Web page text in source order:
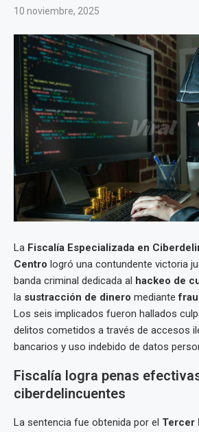
10 noviembre, 2025
La Fiscalía Especializada en
Centro logró una contundente victoria
banda criminal dedicada al hackeo de
la sustracción de dinero mediante
Los seis implicados fueron hallados
delitos cometidos a través de accesos
bancarios y uso indebido de datos
Fiscalía logra penas
ciberdelincuentes
La sentencia fue obtenida por el Tercer